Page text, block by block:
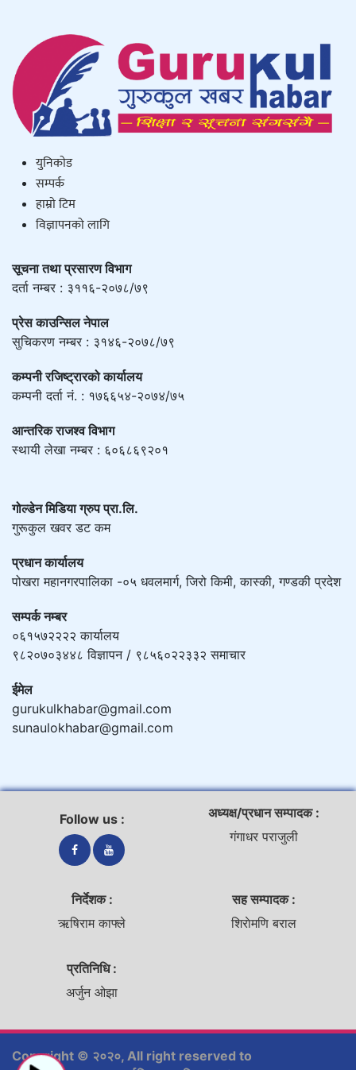
युनिकाेड
सम्पर्क
हाम्राे टिम
विज्ञापनको लागि
सूचना तथा प्रसारण विभाग
दर्ता नम्बर : ३११६-२०७८/७९
प्रेस काउन्सिल नेपाल
सुचिकरण नम्बर : ३१४६-२०७८/७९
कम्पनी रजिष्ट्रारको कार्यालय
कम्पनी दर्ता नं. : १७६६५४-२०७४/७५
आन्तरिक राजश्व विभाग
स्थायी लेखा नम्बर : ६०६८६९२०१
गोल्डेन मिडिया ग्रुप प्रा.लि.
गुरूकुल खवर डट कम
प्रधान कार्यालय
पोखरा महानगरपालिका -०५ धवलमार्ग, जिरो किमी, कास्की, गण्डकी प्रदेश
सम्पर्क नम्बर
०६१५७२२२२ कार्यालय
९८२०७०३४४८ विज्ञापन / ९८५६०२२३३२ समाचार
ईमेल
gurukulkhabar@gmail.com
sunaulokhabar@gmail.com
Follow us :
अध्यक्ष/प्रधान सम्पादक :
गंगाधर पराजुली
निर्देशक :
ऋषिराम काफ्ले
सह सम्पादक :
शिराेमणि बराल
प्रतिनिधि :
अर्जुन ओझा
Copyright © २०२०, All right reserved to